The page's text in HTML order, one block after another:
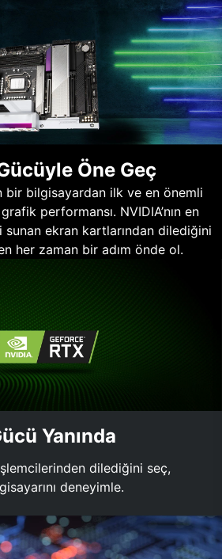
Öne Geç
bir bilgisayardan ilk ve en önemli
performansı. NVIDIA’nın en
ekran kartlarından dilediğini
her zaman bir adım önde ol.
Yanında
dilediğini seç,
deneyimle.